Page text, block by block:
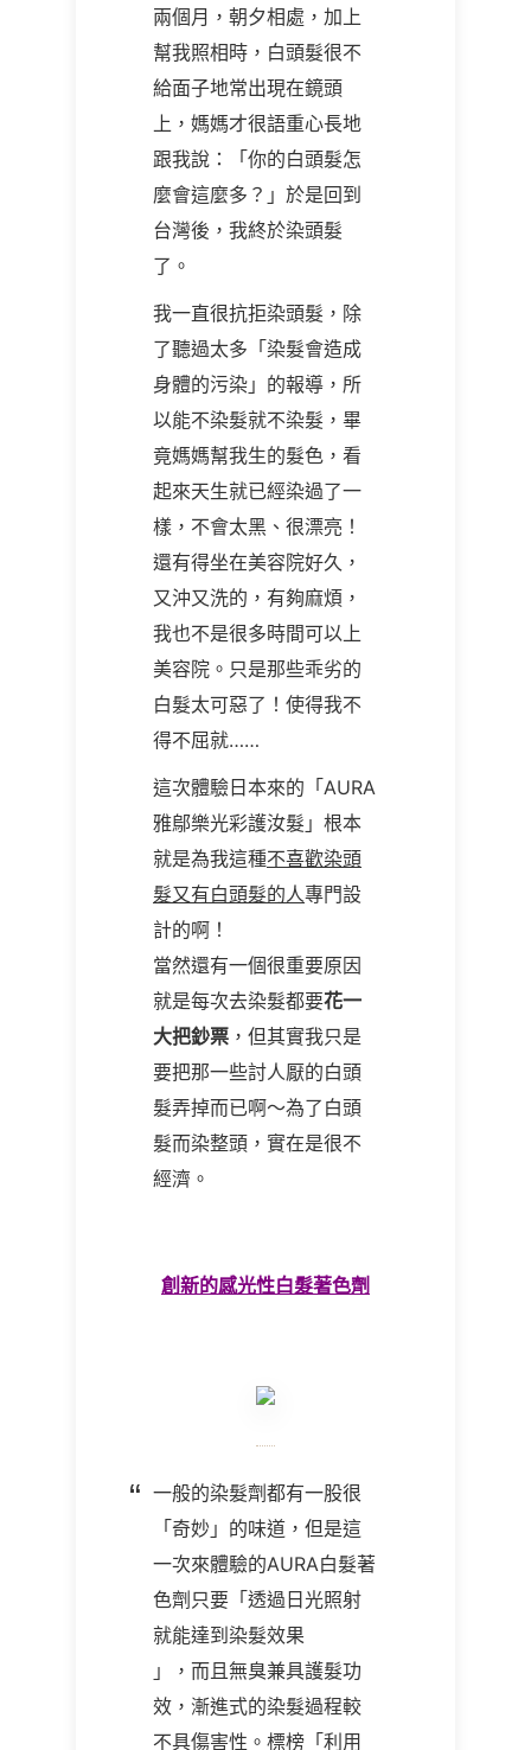
兩個月，朝夕相處，加上
幫我照相時，白頭髮很不
給面子地常出現在鏡頭
上，媽媽才很語重心長地
跟我說：「你的白頭髮怎
麼會這麼多？」於是回到
台灣後，我終於染頭髮
了。
我一直很抗拒染頭髮，除
了聽過太多「染髮會造成
身體的污染」的報導，所
以能不染髮就不染髮，畢
竟媽媽幫我生的髮色，看
起來天生就已經染過了一
樣，不會太黑、很漂亮！
還有得坐在美容院好久，
又沖又洗的，有夠麻煩，
我也不是很多時間可以上
美容院。只是那些乖劣的
白髮太可惡了！使得我不
得不屈就……
這次體驗日本來的「AURA
雅鄔樂光彩護汝髮」根本
就是為我這種不喜歡染頭
髮又有白頭髮的人專門設
計的啊！
當然還有一個很重要原因
就是每次去染髮都要花一
大把鈔票 ，但其實我只是
要把那一些討人厭的白頭
髮弄掉而已啊～為了白頭
髮而染整頭，實在是很不
經濟。
創新的感光性白髮著色劑
一般的染髮劑都有一股很
「奇妙」的味道，但是這
一次來體驗的AURA白髮著
色劑只要「透過日光照射
就能達到染髮效果
」，而且無臭兼具護髮功
效，漸進式的染髮過程較
不具傷害性。標榜「利用